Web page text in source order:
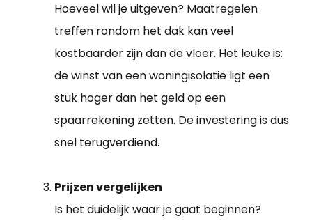
Hoeveel wil je uitgeven? Maatregelen
treffen rondom het dak kan veel
kostbaarder zijn dan de vloer. Het leuke is:
de winst van een woningisolatie ligt een
stuk hoger dan het geld op een
spaarrekening zetten. De investering is dus
snel terugverdiend.
Prijzen vergelijken
Is het duidelijk waar je gaat beginnen?